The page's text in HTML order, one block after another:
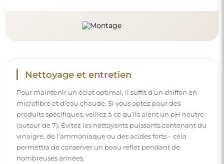
Nettoyage et entretien
Pour maintenir un éclat optimal, il suffit d’un chiffon en
microfibre et d’eau chaude. Si vous optez pour des
produits spécifiques, veillez à ce qu’ils aient un pH neutre
(autour de 7). Évitez les nettoyants puissants contenant du
vinaigre, de l’ammoniaque ou des acides forts – cela
permettra de conserver un beau reflet pendant de
nombreuses années.